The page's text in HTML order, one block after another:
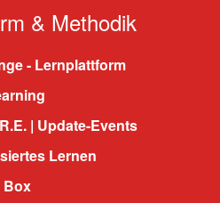
& Methodik
- Lernplattform
| Update-Events
Lernen
Box